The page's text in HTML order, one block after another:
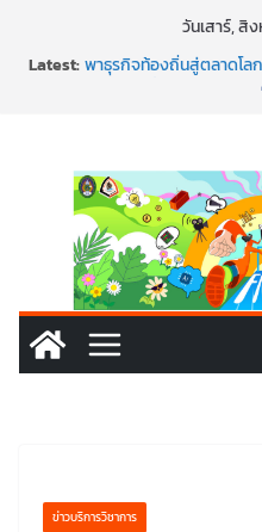
วันเสาร์, สิ
Latest:พาธุรกิจท้องถิ่นสู่ตลาดโลก
SMEs ยุคนี้ ถ้าไม่ใช้ AI ถือ
พร้อมลุยแล้ว! ปักหมุดโรด
ข่าวบริการวิชาการ